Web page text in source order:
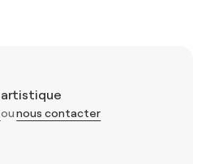
artistique
ounous contacter